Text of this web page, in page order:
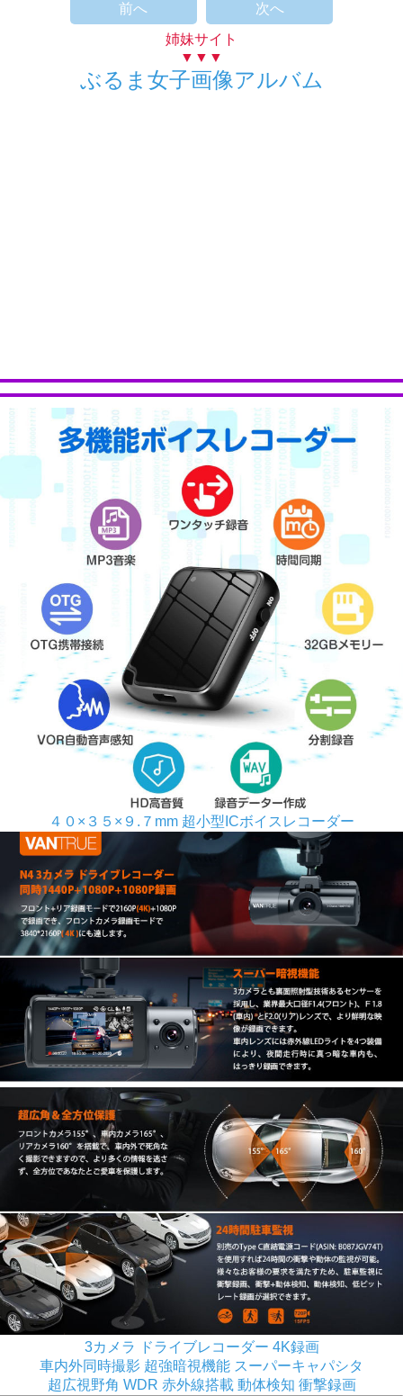
前へ
次へ
姉妹サイト
▼▼▼
ぶるま女子画像アルバム
４０×３５×９.７mm 超小型ICボイスレコーダー
3カメラ ドライブレコーダー 4K録画
車内外同時撮影 超強暗視機能 スーパーキャパシタ
超広視野角 WDR 赤外線搭載 動体検知 衝撃録画